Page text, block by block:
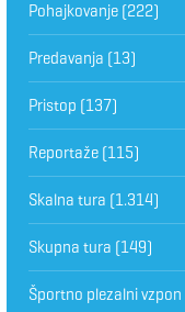
Pohajkovanje(222)
Predavanja (13)
Pristop (137)
Reportaže(115)
Skalna tura (1.314)
Skupna tura (149)
Športno plezalni vzpon